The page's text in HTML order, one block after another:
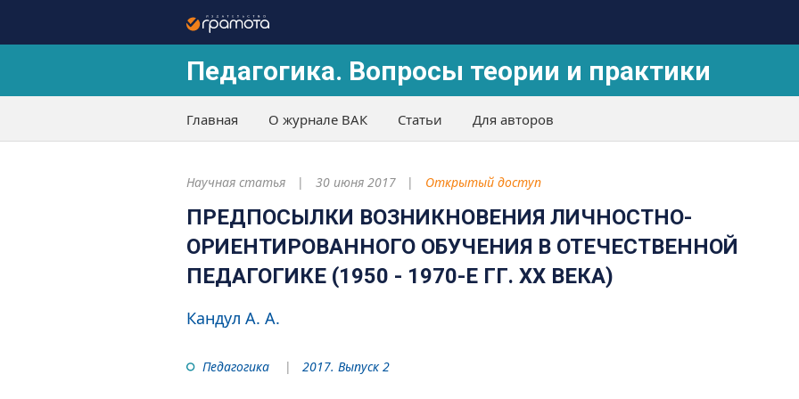
Педагогика. Вопросы теории и практики
Главная О журнале ВАК Статьи Для авторов
Научная статья 30 июня 2017 Открытый доступ
ПРЕДПОСЫЛКИ ВОЗНИКНОВЕНИЯ ЛИЧНОСТНО-
ОРИЕНТИРОВАННОГО ОБУЧЕНИЯ В ОТЕЧЕСТВЕННОЙ
ПЕДАГОГИКЕ (1950 - 1970-Е ГГ. XX ВЕКА)
Кандул А. А.
Педагогика 2017. Выпуск 2